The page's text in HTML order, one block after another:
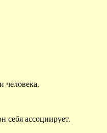
человека.
себя ассоциирует.